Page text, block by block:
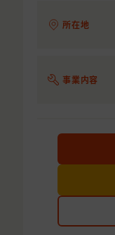
所在地
事業内容